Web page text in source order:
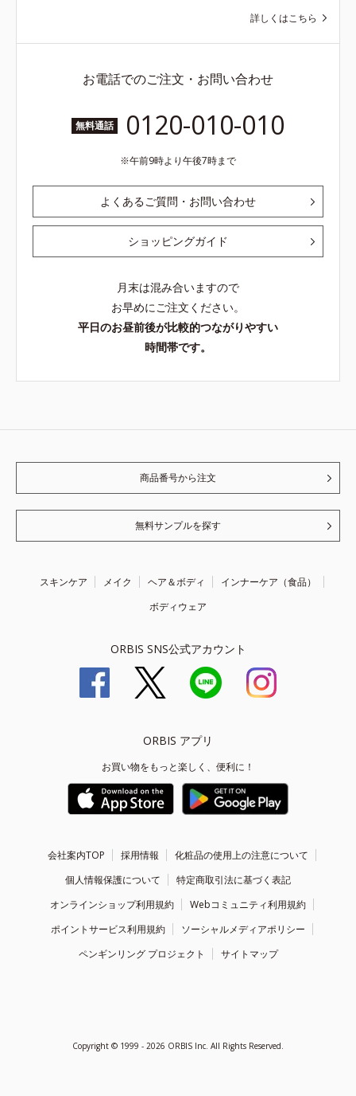
詳しくはこちら
お電話でのご注文・お問い合わせ
無料通話 0120-010-010
午前9時より午後7時まで
よくあるご質問・お問い合わせ
ショッピングガイド
月末は混み合いますので
お早めにご注文ください。
平日のお昼前後が比較的つながりやすい
時間帯です。
商品番号から注文
無料サンプルを探す
スキンケア メイク ヘア＆ボディ
インナーケア（食品）
ボディウェア
ORBIS SNS公式アカウント
ORBIS アプリ
お買い物をもっと楽しく、便利に！
会社案内TOP 採用情報
化粧品の使用上の注意について
個人情報保護について
特定商取引法に基づく表記
オンラインショップ利用規約
Webコミュニティ利用規約
ポイントサービス利用規約
ソーシャルメディアポリシー
ペンギンリング プロジェクト
サイトマップ
Copyright © 1999 - 2026 ORBIS Inc. All Rights Reserved.